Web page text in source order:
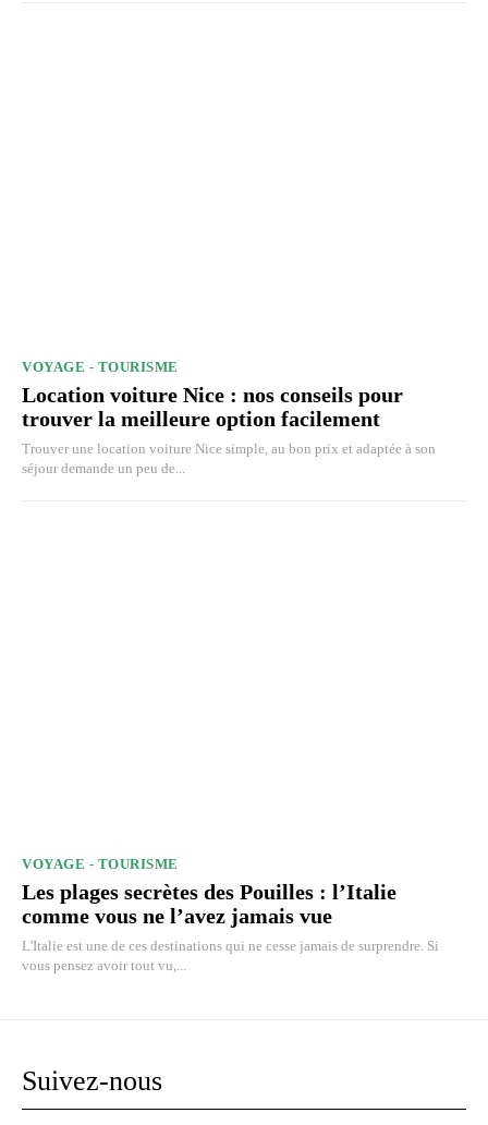
VOYAGE - TOURISME
Location voiture Nice : nos conseils pour
trouver la meilleure option facilement
Trouver une location voiture Nice simple, au bon prix et adaptée à son
séjour demande un peu de...
VOYAGE - TOURISME
Les plages secrètes des Pouilles : l’Italie
comme vous ne l’avez jamais vue
L'Italie est une de ces destinations qui ne cesse jamais de surprendre. Si
vous pensez avoir tout vu,...
Suivez-nous